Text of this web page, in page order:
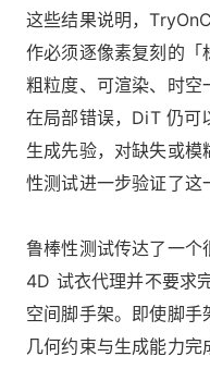
这些结果说明，
作必须逐像素复刻的「
粗粒度、可渲染、时
在局部错误，DiT 仍可
生成先验，对缺失或
性测试进一步验证了这
鲁棒性测试传达了一
4D 试衣代理并不要求
空间脚手架。即使脚
几何约束与生成能力完